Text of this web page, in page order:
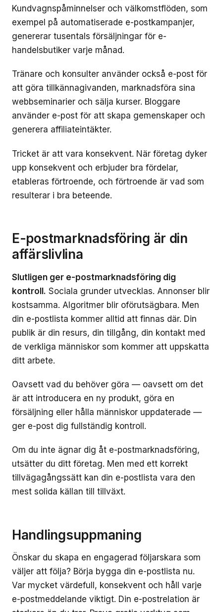
Kundvagnspåminnelser och välkomstflöden, som
exempel på automatiserade e-postkampanjer,
genererar tusentals försäljningar för e-
handelsbutiker varje månad.
Tränare och konsulter använder också e-post för
att göra tillkännagivanden, marknadsföra sina
webbseminarier och sälja kurser. Bloggare
använder e-post för att skapa gemenskaper och
generera affiliateintäkter.
Tricket är att vara konsekvent. När företag dyker
upp konsekvent och erbjuder bra fördelar,
etableras förtroende, och förtroende är vad som
resulterar i bra beteende.
E-postmarknadsföring är din
affärslivlina
Slutligen ger e-postmarknadsföring dig
kontroll. Sociala grunder utvecklas. Annonser blir
kostsamma. Algoritmer blir oförutsägbara. Men
din e-postlista kommer alltid att finnas där. Din
publik är din resurs, din tillgång, din kontakt med
de verkliga människor som kommer att uppskatta
ditt arbete.
Oavsett vad du behöver göra — oavsett om det
är att introducera en ny produkt, göra en
försäljning eller hålla människor uppdaterade —
ger e-post dig fullständig kontroll.
Om du inte ägnar dig åt e-postmarknadsföring,
utsätter du ditt företag. Men med ett korrekt
tillvägagångssätt kan din e-postlista vara den
mest solida källan till tillväxt.
Handlingsuppmaning
Önskar du skapa en engagerad följarskara som
väljer att följa? Börja bygga din e-postlista nu.
Var mycket värdefull, konsekvent och håll varje
e-postmeddelande viktigt. Din e-postrelation är